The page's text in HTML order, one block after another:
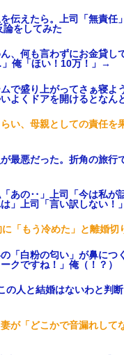
伝えたら。上司「無責任
をしてみた
ん、何も言わずにお金貸
俺「ほい！10万！」→
で盛り上がってさぁ寝よ
よくドアを開けるとなん
い、母親としての責任
最悪だった。折角の旅行
あの‥」上司「今は私が
」上司「言い訳しない
「もう冷めた」と離婚切
「白粉の匂い」が鼻につ
クですね！」俺（！？）
の人と結婚はないわと判
が「どこかで音漏れして